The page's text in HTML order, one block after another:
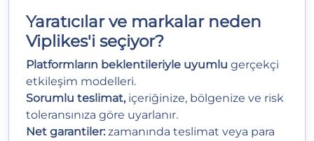
Yaratıcılar ve markalar neden
Viplikes'i seçiyor?
Platformların beklentileriyle uyumlu gerçekçi
etkileşim modelleri.
Sorumlu teslimat, içeriğinize, bölgenize ve risk
toleransınıza göre uyarlanır.
Net garantiler: zamanında teslimat veya para